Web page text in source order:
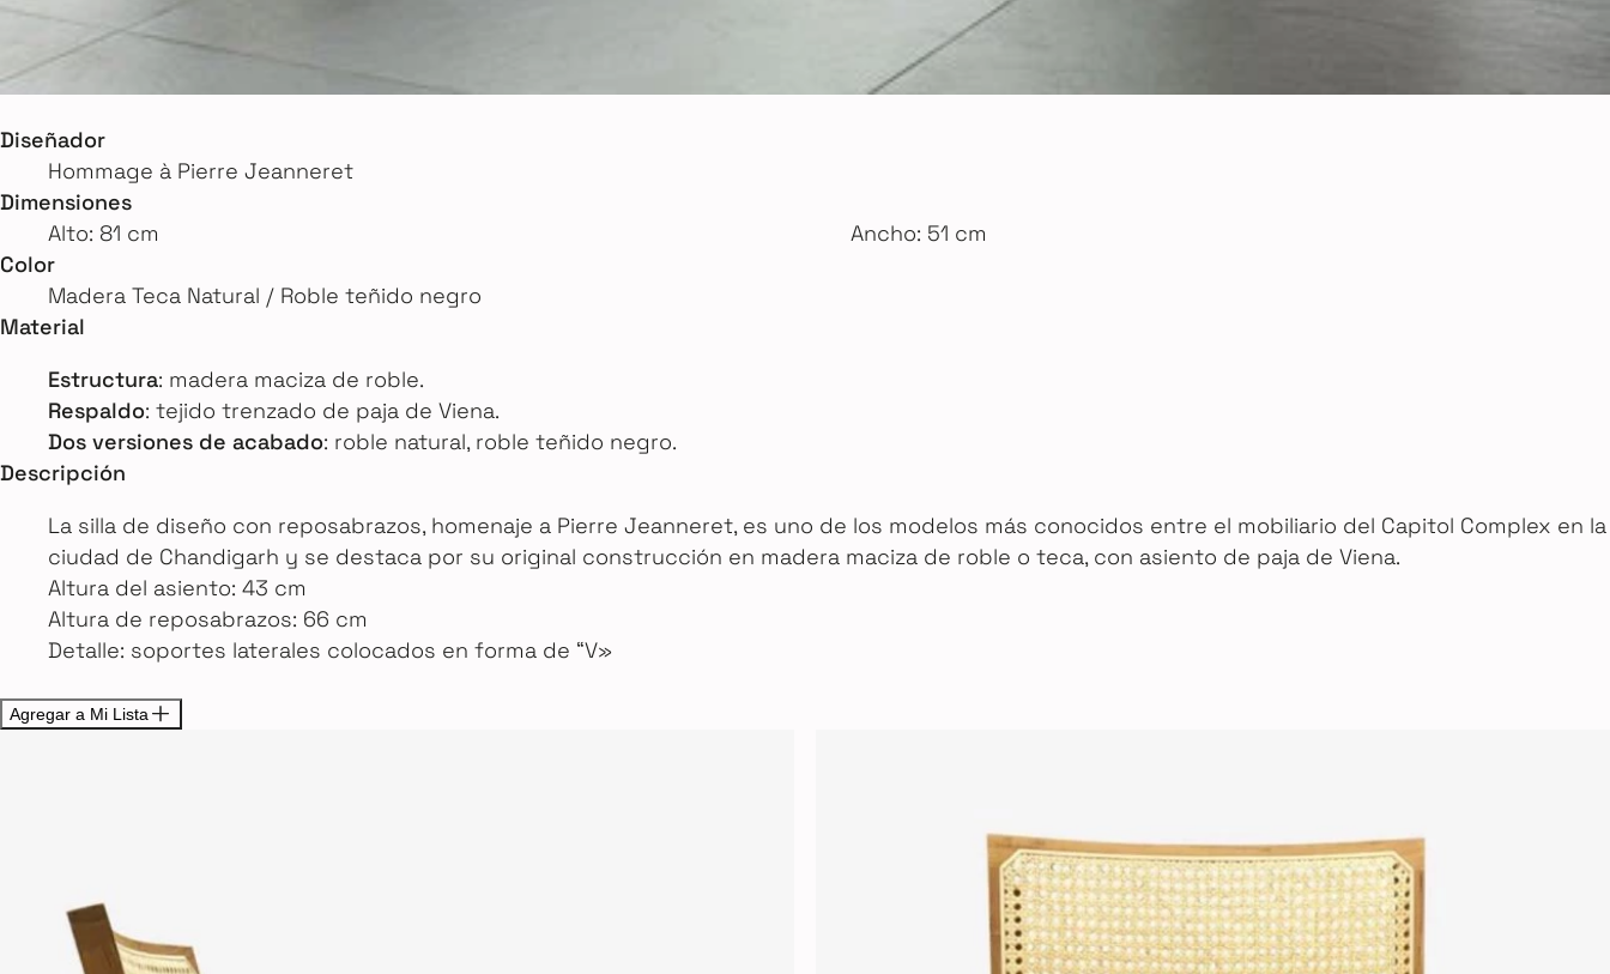
Diseñador
Hommage à Pierre Jeanneret
Dimensiones
Alto: 81 cm
Ancho: 51 cm
Color
Madera Teca Natural / Roble teñido negro
Material
Estructura: madera maciza de roble.
Respaldo: tejido trenzado de paja de Viena.
Dos versiones de acabado: roble natural, roble teñido negro.
Descripción
La silla de diseño con reposabrazos, homenaje a Pierre Jeanneret, es uno de los modelos más conocidos entre el mobiliario del Capitol Complex en la
ciudad de Chandigarh y se destaca por su original construcción en madera maciza de roble o teca, con asiento de paja de Viena.
Altura del asiento: 43 cm
Altura de reposabrazos: 66 cm
Detalle: soportes laterales colocados en forma de “V»
Agregar a Mi Lista